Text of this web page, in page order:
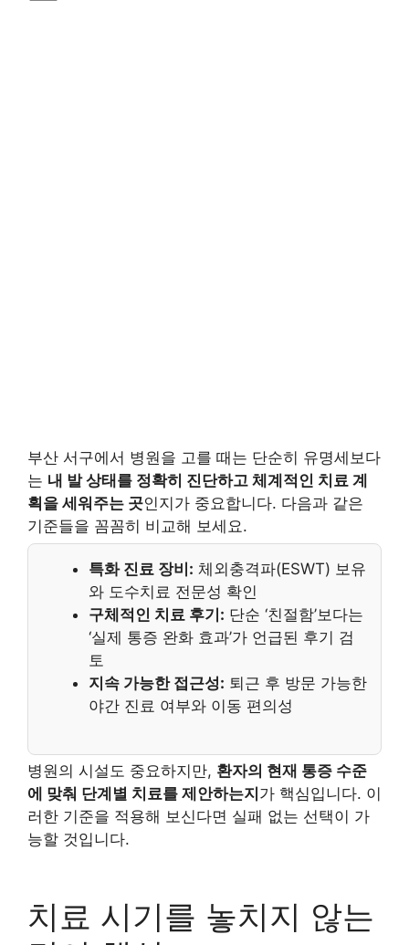
부산 서구에서 병원을 고를 때는 단순히 유명세보다
는 내 발 상태를 정확히 진단하고 체계적인 치료 계
획을 세워주는 곳인지가 중요합니다. 다음과 같은
기준들을 꼼꼼히 비교해 보세요.
특화 진료 장비: 체외충격파(ESWT) 보유
와 도수치료 전문성 확인
구체적인 치료 후기: 단순 ‘친절함’보다는
‘실제 통증 완화 효과’가 언급된 후기 검
토
지속 가능한 접근성: 퇴근 후 방문 가능한
야간 진료 여부와 이동 편의성
병원의 시설도 중요하지만, 환자의 현재 통증 수준
에 맞춰 단계별 치료를 제안하는지 가 핵심입니다. 이
러한 기준을 적용해 보신다면 실패 없는 선택이 가
능할 것입니다.
치료 시기를 놓치지 않는